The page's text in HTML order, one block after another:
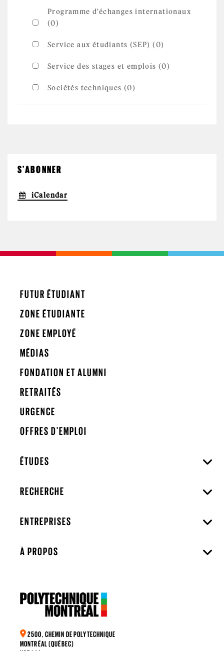
Programme d'échanges internationaux
(0)
Service aux étudiants (SEP) (0)
Service des stages et emplois (0)
Sociétés techniques (0)
S'ABONNER
iCalendar
FUTUR ÉTUDIANT
ZONE ÉTUDIANTE
ZONE EMPLOYÉ
MÉDIAS
FONDATION ET ALUMNI
RETRAITÉS
URGENCE
OFFRES D'EMPLOI
ÉTUDES
RECHERCHE
ENTREPRISES
À PROPOS
2500, CHEMIN DE POLYTECHNIQUE
MONTRÉAL (QUÉBEC)